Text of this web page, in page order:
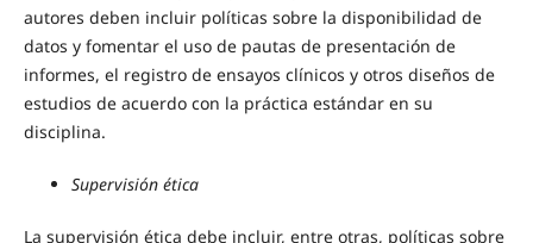
autores deben incluir políticas sobre la disponibilidad de
datos y fomentar el uso de pautas de presentación de
informes, el registro de ensayos clínicos y otros diseños de
estudios de acuerdo con la práctica estándar en su
disciplina.
Supervisión ética
La supervisión ética debe incluir, entre otras, políticas sobre